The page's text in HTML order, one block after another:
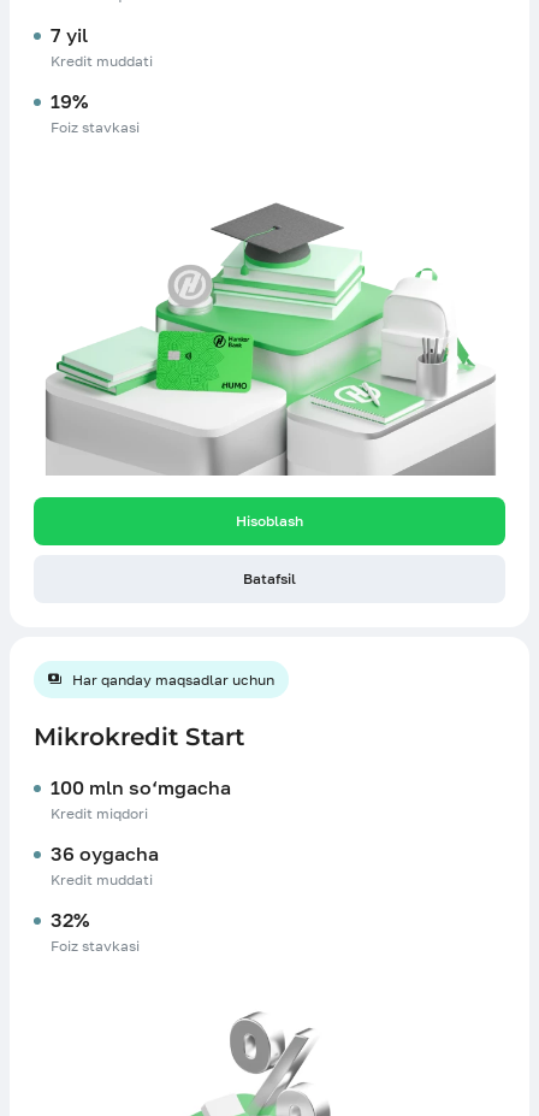
7 yil
Kredit muddati
19%
Foiz stavkasi
Hisoblash
Batafsil
Har qanday maqsadlar uchun
Mikrokredit Start
100 mln so‘mgacha
Kredit miqdori
36 oygacha
Kredit muddati
32%
Foiz stavkasi